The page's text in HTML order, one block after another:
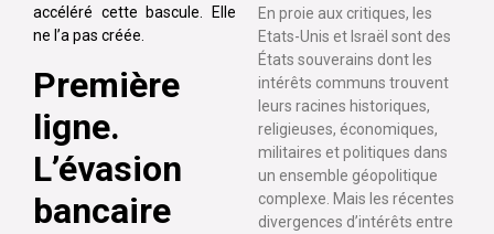
accéléré cette bascule. Elle
ne l’a pas créée.
Première
ligne.
L’évasion
bancaire
En proie aux critiques, les
Etats-Unis et Israël sont des
États souverains dont les
intérêts communs trouvent
leurs racines historiques,
religieuses, économiques,
militaires et politiques dans
un ensemble géopolitique
complexe. Mais les récentes
divergences d’intérêts entre